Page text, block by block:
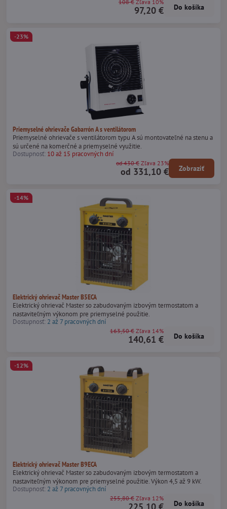
97,20 €
108 € Zľava 10%
Do košíka
Priemyselné ohrievače Gabarrón A s ventilátorom
-23%
Priemyselné ohrievače s ventilátorom typu A sú montovateľné na stenu a
sú určené na komerčné a priemyselné využitie.
Dostupnosť: 10 až 15 pracovných dní
od 331,10 €
od 430 € Zľava 23%
Zobraziť
Elektrický ohrievač Master B5ECA
-14%
Elektrický ohrievač Master so zabudovaným izbovým termostatom a
nastaviteľným výkonom pre priemyselné použitie.
Dostupnosť: 2 až 7 pracovných dní
140,61 €
163,50 € Zľava 14%
Do košíka
Elektrický ohrievač Master B9ECA
-12%
Elektrický ohrievač Master so zabudovaným izbovým termostatom a
nastaviteľným výkonom pre priemyselné použitie. Výkon 4,5 až 9 kW.
Dostupnosť: 2 až 7 pracovných dní
255,80 € Zľava 12%
Do košíka